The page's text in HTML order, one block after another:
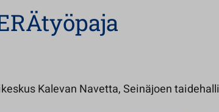
Kalevan Navetta, Seinäjoen